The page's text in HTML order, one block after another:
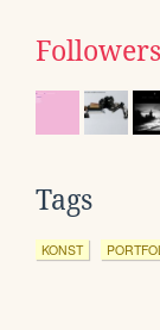
Followers
Tags
KONST